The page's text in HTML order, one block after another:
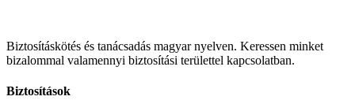
Biztosításkötés és tanácsadás magyar nyelven. Keressen minket
bizalommal valamennyi biztosítási területtel kapcsolatban.
Biztosítások